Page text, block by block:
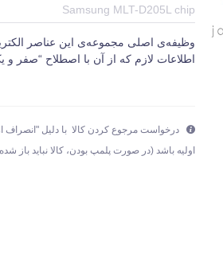
Samsung MLT-D205L chip
وظیفه‌ی اصلی مجموعه‌ی این عناصر
اطلاعات لازم که از آن با اصطلاح “صفر
درخواست مرجوع کردن کالا با دلیل "انصراف
اولیه باشد (در صورت پلمپ بودن، کالا نباید باز